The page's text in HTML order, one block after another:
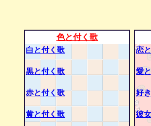
色と付く歌
白と付く歌
黒と付く歌
赤と付く歌
黄と付く歌
恋
愛
好
彼